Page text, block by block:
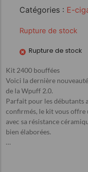
Catégories : E-
Rupture de stock
Rupture de stock
Kit 2400 bouffées
Voici la dernière
de la Wpuff 2.0.
Parfait pour les débutants
confirmés, le kit vous offre
avec sa résistance
bien élaborées.
…